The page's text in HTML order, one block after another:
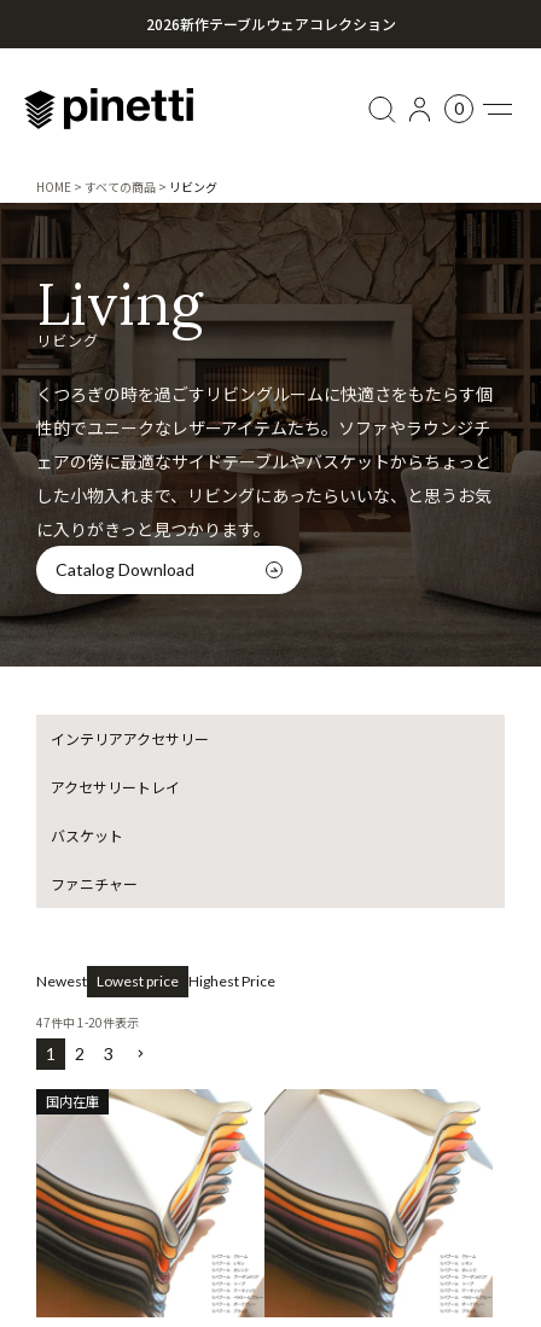
2026新作テーブルウェアコレクション
¥20,000円以上のお買い上げで送料無料
0
HOME すべての商品 リビング
Living
リビング
くつろぎの時を過ごすリビングルームに快適さをもたらす個
性的でユニークなレザーアイテムたち。ソファやラウンジチ
ェアの傍に最適なサイドテーブルやバスケットからちょっと
した小物入れまで、リビングにあったらいいな、と思うお気
に入りがきっと見つかります。
Catalog Download
インテリアアクセサリー
アクセサリートレイ
バスケット
ファニチャー
Newest Lowest price Highest Price
47件中 1-20件表示
1 2 3
国内在庫